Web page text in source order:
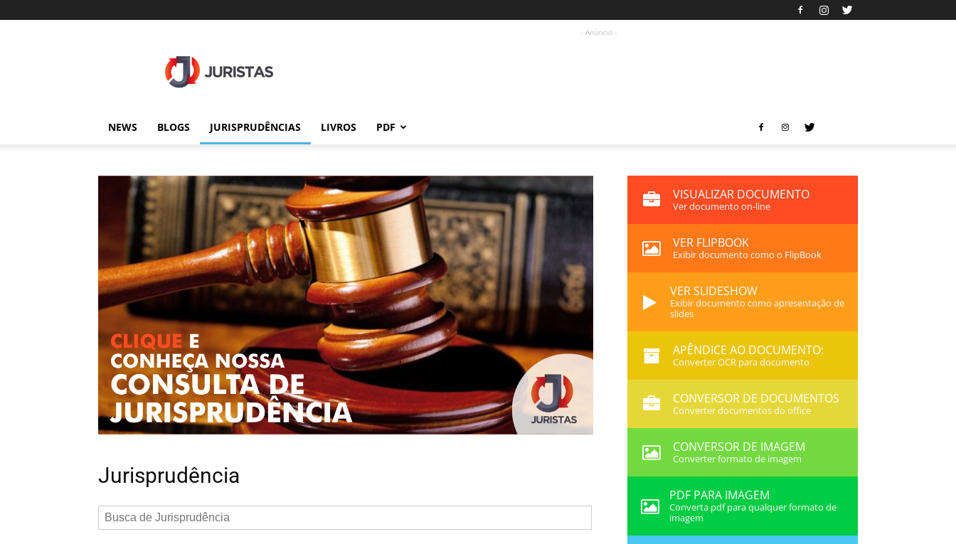
- Anúncio -
NEWS BLOGS JURISPRUDÊNCIAS LIVROS PDF
Jurisprudência
VISUALIZAR DOCUMENTO
Ver documento on-line
VER FLIPBOOK
Exibir documento como o FlipBook
VER SLIDESHOW
Exibir documento como apresentação de
slides
APÊNDICE AO DOCUMENTO:
Converter OCR para documento
CONVERSOR DE DOCUMENTOS
Converter documentos do office
CONVERSOR DE IMAGEM
Converter formato de imagem
PDF PARA IMAGEM
Converta pdf para qualquer formato de
imagem